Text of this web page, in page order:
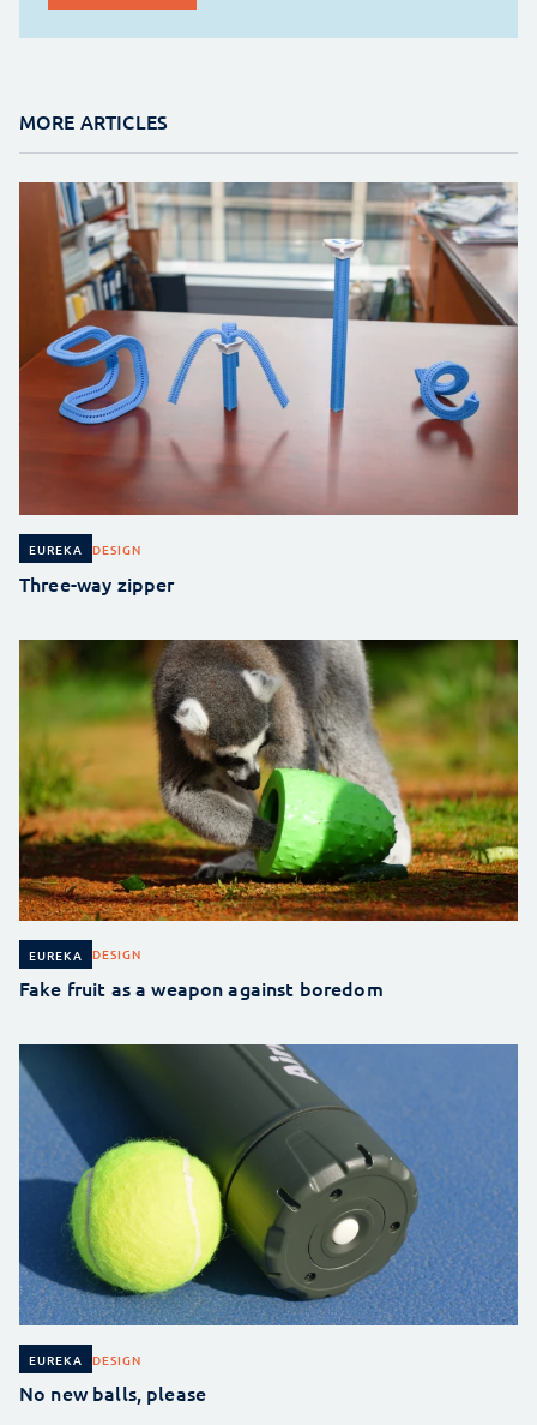
MORE ARTICLES
EUREKA DESIGN
Three-way zipper
EUREKA DESIGN
Fake fruit as a weapon against boredom
EUREKA DESIGN
No new balls, please